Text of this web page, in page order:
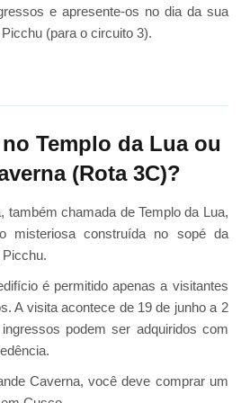
e apresente-os no dia da sua
(para o circuito 3).
Templo da Lua ou
(Rota 3C)?
também chamada de Templo da Lua,
misteriosa construída no sopé da
é permitido apenas a visitantes
A visita acontece de 19 de junho a 2
podem ser adquiridos com
Caverna, você deve comprar um